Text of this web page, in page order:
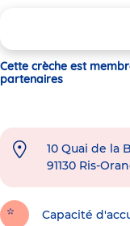
Cette crèche est
partenaires
10 Quai de la
91130 Ris-
Capacité